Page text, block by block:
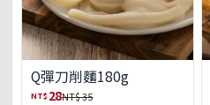
Q彈刀削麵180g
NT$ 28NT$ 35